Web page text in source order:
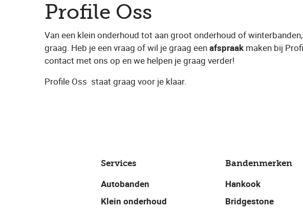
Profile Oss
Van een klein onderhoud tot aan groot onderhoud of
graag. Heb je een vraag of wil je graag een ​afspraak maken bij
contact met ons op en we helpen je graag verder!
Profile Oss ​ staat graag voor je klaar.
Services
Autobanden
Klein onderhoud
Bandenmerken
Hankook
Bridgestone